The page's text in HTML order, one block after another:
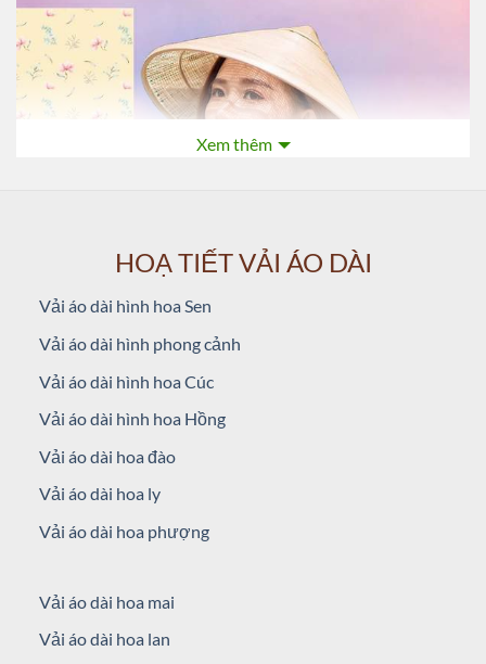
Xem thêm
HOẠ TIẾT VẢI ÁO DÀI
Vải áo dài hình hoa Sen
Vải áo dài hình phong cảnh
Vải áo dài hình hoa Cúc
Vải áo dài hình hoa Hồng
Vải áo dài hoa đào
Vải áo dài hoa ly
Vải áo dài hoa phượng
Vải áo dài hoa mai
Vải áo dài hoa lan